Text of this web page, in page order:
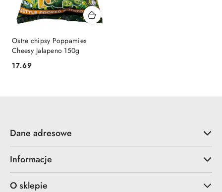
Ostre chipsy Poppamies
Cheesy Jalapeno 150g
Cena:
17.69
Dane adresowe
Informacje
O sklepie